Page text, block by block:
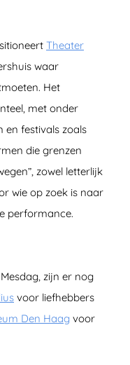
Theater
waar
Het
met onder
en festivals zoals
die grenzen
zowel letterlijk
wie op zoek is naar
performance.
zijn er nog
voor liefhebbers
Den Haag voor